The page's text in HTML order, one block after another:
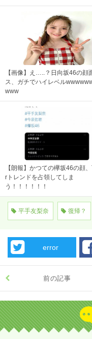
【画像】え…..？日向坂46の顔
ス、ガチでハイレベル
www
【朗報】かつての欅坂46の顔
rトレンドを占領してしま
う！！！！！！
平手友梨奈 復帰？
error
前の記事